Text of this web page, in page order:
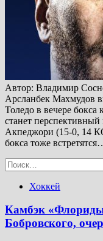
Автор: Владимир
Арсланбек Махмудов
Толедо в вечере
станет
Акпеджори (15-0, 14
бокса тоже
Найти:
Хоккей
Камбэк
Бобровского,